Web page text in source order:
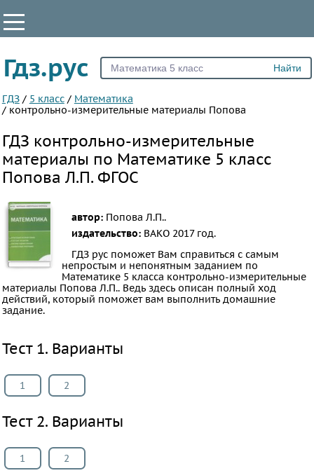
Все
1
2
3
4
5
7
8
11
Все
Математика
язык
Русский
язык
Гдз.рус
ГДЗ / 5 класс / Математика
/ контрольно-измерительные материалы Попова
ГДЗ контрольно-измерительные
материалы по Математике 5 класс
Попова Л.П. ФГОС
автор: Попова Л.П..
издательство: ВАКО2017 год.
ГДЗ рус поможет Вам справиться с самым
непростым и непонятным заданием по
Математике 5 класса контрольно-измерительные
материалы Попова Л.П.. Ведь здесь описан полный ход
действий, который поможет вам выполнить домашние
задание.
Тест 1. Варианты
1 2
Тест 2. Варианты
1 2